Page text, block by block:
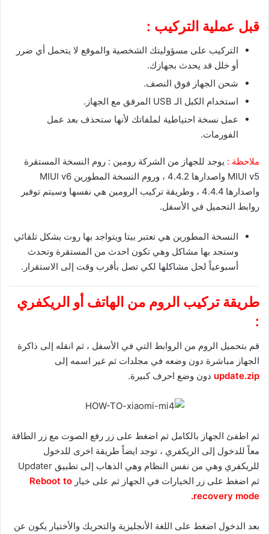
قبل عملية التركيب :
التركيب على مسؤوليتك الشخصية والموقع لا يتحمل أي ضرر
أو خلل قد يحدث بجهازك.
شحن الجهاز فوق النصف.
استخدام الكبل الـ USB المرفق مع الجهاز.
عمل نسخة احتياطية لملفاتك لأنها ستحذف بعد عمل
الفورمات.
ملاحظة : يوجد للجهاز من الشركة رومين : روم النسخة المستقرة
MIUI v5 واصدارها 4.4.2 ، وروم النسخة المطورين MIUI v6
واصدارها 4.4.4 ، وطريقة تركيب الرومين هي نفسها وسيتم توفير
روابط التحميل في الأسفل.
النسخة المطورين هي تعتبر بيتا ويتواجد بها روت بشكل تلقائي
وستجد بها مشاكل وهي تكون احدث من المستقرة وتحدث
أسبوعياً لحل مشاكلها لكي تصل بأقرب وقت إلى الاستقرار.
طريقة تركيب الروم من الهاتف أو الريكفري
:
قم بتحميل الروم من الروابط التي في الأسفل ، ثم انقله إلى ذاكرة
الجهاز مباشرة دون وضعه في مجلدات ثم غير اسمه إلى
update.zip دون وضع احرف كبيرة.
ثم اطفئ الجهاز بالكامل ثم اضغط على زر رفع الصوت مع زر الطاقة
معاً للدخول إلى الريكفري ، توجد ايضاً طريقة اخرى للدخول
للريكفري وهي من نفس النظام وهي الذهاب إلى تطبيق Updater
ثم اضغط على زر الخيارات في الجهاز ثم على خيار Reboot to
recovery mode.
بعد الدخول اضغط على اللغة الأنجليزية والتحريك والأختيار يكون عن